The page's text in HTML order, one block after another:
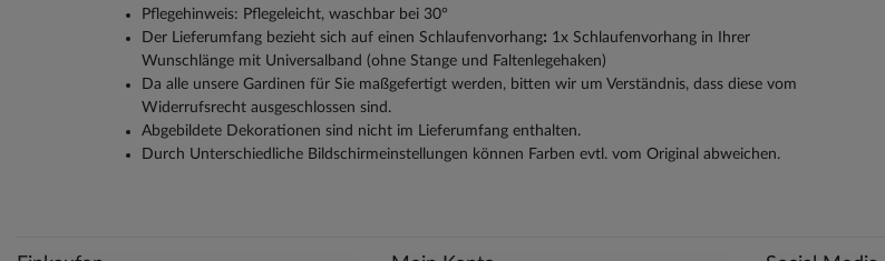
Pflegehinweis: Pflegeleicht, waschbar bei 30°
Der Lieferumfang bezieht sich auf einen Schlaufenvorhang: 1x Schlaufenvorhang in Ihrer
Wunschlänge mit Universalband (ohne Stange und Faltenlegehaken)
Da alle unsere Gardinen für Sie maßgefertigt werden, bitten wir um Verständnis, dass diese vom
Widerrufsrecht ausgeschlossen sind.
Abgebildete Dekorationen sind nicht im Lieferumfang enthalten.
Durch Unterschiedliche Bildschirmeinstellungen können Farben evtl. vom Original abweichen.